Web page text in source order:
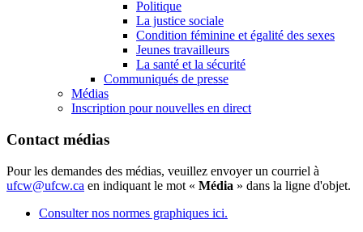
Politique
La justice sociale
Condition féminine et égalité des sexes
Jeunes travailleurs
La santé et la sécurité
Communiqués de presse
Médias
Inscription pour nouvelles en direct
Contact médias
Pour les demandes des médias, veuillez envoyer un courriel à
ufcw@ufcw.ca en indiquant le mot « Média » dans la ligne d'objet.
Consulter nos normes graphiques ici.